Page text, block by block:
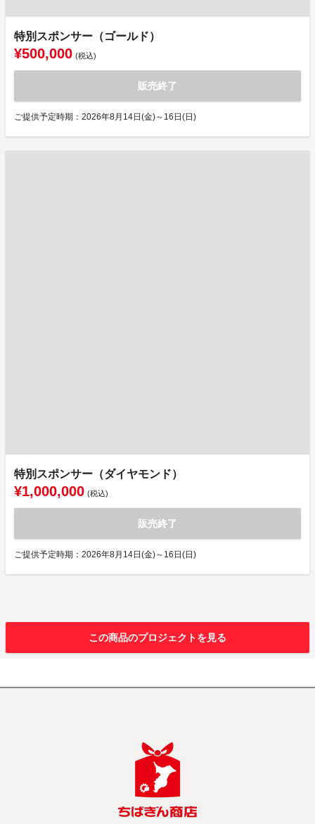
特別スポンサー（ゴールド）
¥500,000 (税込)
販売終了
ご提供予定時期：2026年8月14日(金)～16日(日)
特別スポンサー（ダイヤモンド）
¥1,000,000 (税込)
販売終了
ご提供予定時期：2026年8月14日(金)～16日(日)
この商品のプロジェクトを見る